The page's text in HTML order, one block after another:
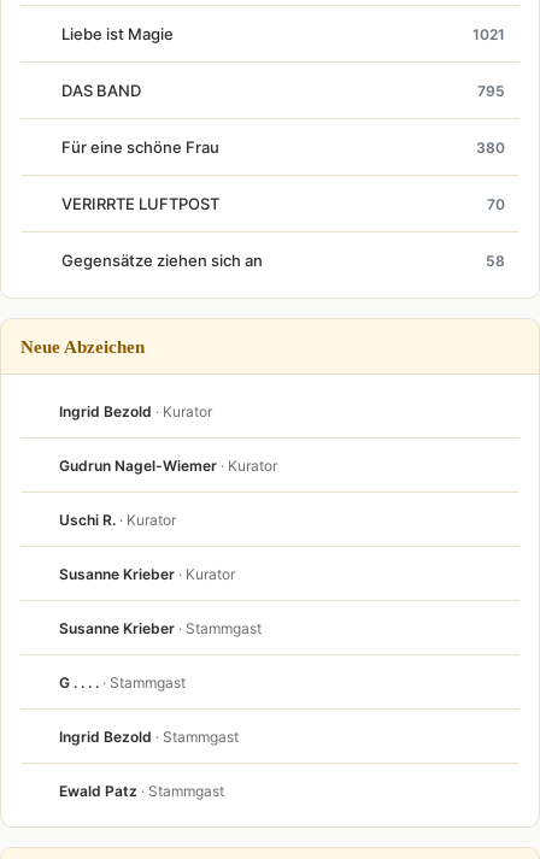
Liebe ist Magie 1021
DAS BAND 795
Für eine schöne Frau 380
VERIRRTE LUFTPOST 70
Gegensätze ziehen sich an 58
Neue Abzeichen
Ingrid Bezold · Kurator
Gudrun Nagel-Wiemer · Kurator
Uschi R. · Kurator
Susanne Krieber · Kurator
Susanne Krieber · Stammgast
G . . . . · Stammgast
Ingrid Bezold · Stammgast
Ewald Patz · Stammgast